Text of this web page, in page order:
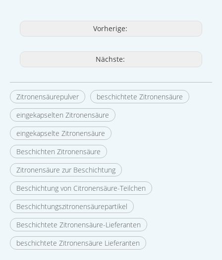
Vorherige:
Nächste:
Zitronensäurepulver
beschichtete Zitronensäure
eingekapselten Zitronensäure
eingekapselte Zitronensäure
Beschichten Zitronensäure
Zitronensäure zur Beschichtung
Beschichtung von Citronensäure-Teilchen
Beschichtungszitronensäurepartikel
Beschichtete Zitronensäure-Lieferanten
beschichtete Zitronensäure Lieferanten